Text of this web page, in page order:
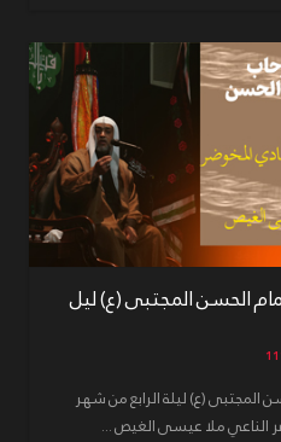
الحسن المجتبى (ع) ليل
(ع) ليلة الرابع من شهر
الناعي ملا عيسى الغيص ...